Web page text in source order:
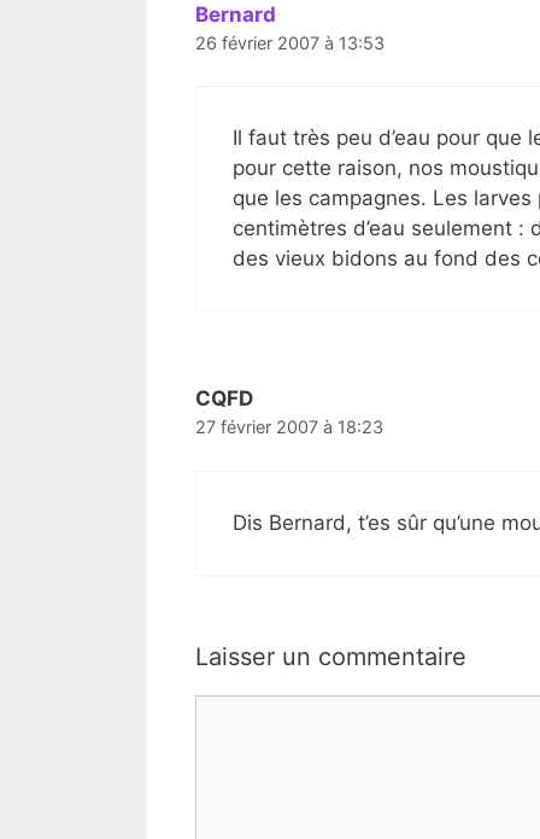
Bernard
26 février 2007 à 13:53
Il faut très peu d’eau pour que
pour cette raison, nos
que les campagnes. Les
centimètres d’eau seulement
des vieux bidons au fond des
CQFD
27 février 2007 à 18:23
Dis Bernard, t’es sûr qu’une
Laisser un commentaire